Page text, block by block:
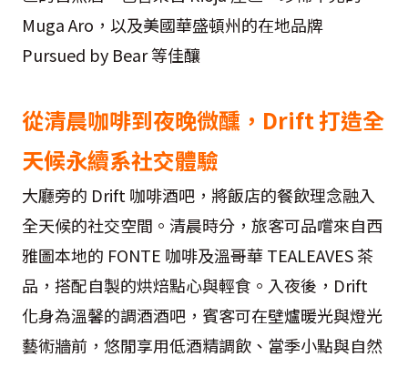
Muga Aro，以及美國華盛頓州的在地品牌
Pursued by Bear 等佳釀
從清晨咖啡到夜晚微醺，Drift 打造全
天候永續系社交體驗
大廳旁的 Drift 咖啡酒吧，將飯店的餐飲理念融入
全天候的社交空間。清晨時分，旅客可品嚐來自西
雅圖本地的 FONTE 咖啡及溫哥華 TEALEAVES 茶
品，搭配自製的烘焙點心與輕食。入夜後，Drift
化身為溫馨的調酒酒吧，賓客可在壁爐暖光與燈光
藝術牆前，悠閒享用低酒精調飲、當季小點與自然